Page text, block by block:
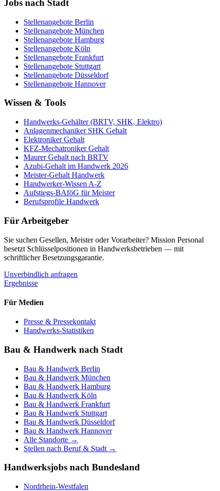
Jobs nach Stadt
Stellenangebote Berlin
Stellenangebote München
Stellenangebote Hamburg
Stellenangebote Köln
Stellenangebote Frankfurt
Stellenangebote Stuttgart
Stellenangebote Düsseldorf
Stellenangebote Hannover
Wissen & Tools
Handwerks-Gehälter (BRTV, SHK, Elektro)
Anlagenmechaniker SHK Gehalt
Elektroniker Gehalt
KFZ-Mechatroniker Gehalt
Maurer Gehalt nach BRTV
Azubi-Gehalt im Handwerk 2026
Meister-Gehalt Handwerk
Handwerker-Wissen A-Z
Aufstiegs-BAföG für Meister
Berufsprofile Handwerk
Für Arbeitgeber
Sie suchen Gesellen, Meister oder Vorarbeiter? Mission Personal
besetzt Schlüsselpositionen in Handwerksbetrieben — mit
schriftlicher Besetzungsgarantie.
Unverbindlich anfragen
Ergebnisse
Für Medien
Presse & Pressekontakt
Handwerks-Statistiken
Bau & Handwerk nach Stadt
Bau & Handwerk Berlin
Bau & Handwerk München
Bau & Handwerk Hamburg
Bau & Handwerk Köln
Bau & Handwerk Frankfurt
Bau & Handwerk Stuttgart
Bau & Handwerk Düsseldorf
Bau & Handwerk Hannover
Alle Standorte →
Stellen nach Beruf & Stadt →
Handwerksjobs nach Bundesland
Nordrhein-Westfalen